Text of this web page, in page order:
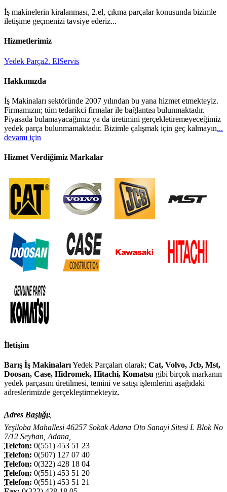
İş makinelerin kiralanması, 2.el, çıkma parçalar konusunda bizimle
iletişime geçmenizi tavsiye ederiz...
Hizmetlerimiz
Yedek Parça2. ElServis
Hakkımızda
İş Makinaları sektöründe 2007 yılından bu yana hizmet etmekteyiz.
Firmamızın; tüm tedarikci firmalar ile bağlantısı bulunmaktadır.
Piyasada bulamayacağımız ya da üretimini gerçekletiremeyeceğimiz
yedek parça bulunmamaktadır. Bizimle çalışmak için geç kalmayın...
devamı için
Hizmet Verdiğimiz Markalar
İletişim
Barış İş MakinalarıYedek Parçaları olarak; Cat, Volvo, Jcb, Mst,
Doosan, Case, Hidromek, Hitachi, Komatsu gibi birçok markanın
yedek parçasını üretilmesi, temini ve satışı işlemlerini aşağıdaki
adreslerimizde gerçekleştirmekteyiz.
Adres Başlığı:
Yeşiloba Mahallesi 46257 Sokak Adana Oto Sanayi Sitesi L Blok No
7/12 Seyhan, Adana,
Telefon: 0(551) 453 51 23
Telefon: 0(507) 127 07 40
Telefon: 0(322) 428 18 04
Telefon: 0(551) 453 51 20
Telefon: 0(551) 453 51 21